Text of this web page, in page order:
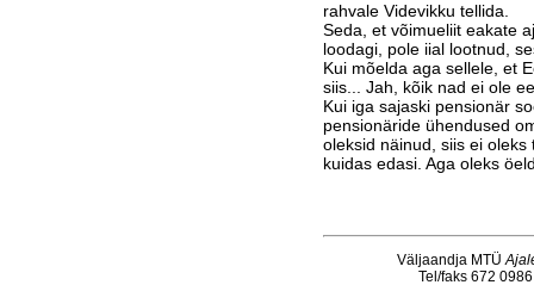
rahvale Videvikku tellida.
Seda, et võimueliit eakate
loodagi, pole iial loot­nud,
Kui mõelda aga sellele, et
siis... Jah, kõik nad ei ole
Kui iga sajaski pensionär
pensionäride ühendused
oleksid näinud, siis ei
kui­das edasi. Aga oleks
Väljaandja MTÜ
Tel/faks 672